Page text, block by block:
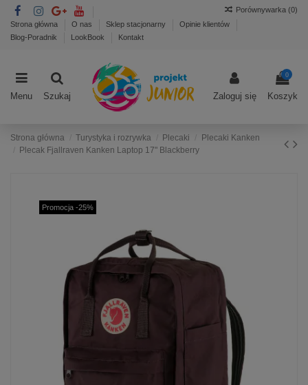
Strona główna O nas Sklep stacjonarny
Opinie klientów
Blog-Poradnik
LookBook Kontakt
Porównywarka (0)
Menu Szukaj Zaloguj się
0
Koszyk
Strona główna Turystyka i rozrywka Plecaki
Plecaki Kanken
Plecak Fjallraven Kanken Laptop 17" Blackberry
Promocja -25%